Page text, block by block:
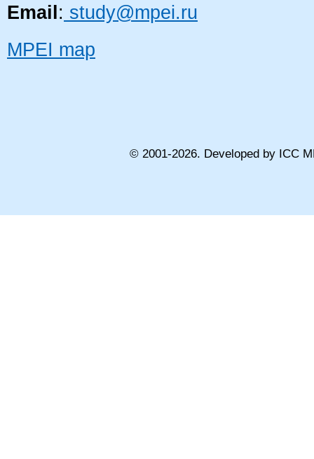
Email : study@mpei.ru
MPEI map
© 2001-2026. Developed by ICC